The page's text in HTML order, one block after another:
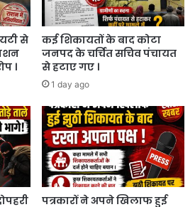
से
।
कई शिकायतों के बाद कोटा
जनपद के चर्चित सचिव पंचायत
से हटाए गए ।
1 day ago
पत्रकारों ने अपने खिलाफ हुई